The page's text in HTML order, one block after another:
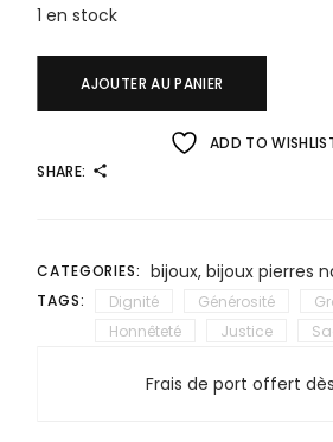
1 en stock
AJOUTER AU PANIER
ADD TO
SHARE:
CATEGORIES: bijoux, bijoux pierres
TAGS: Dignité Générosité
Honnêteté
Justice
Frais de port offert